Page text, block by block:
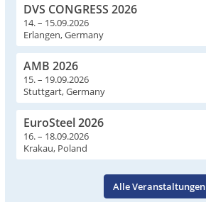
DVS CONGRESS 2026
14. – 15.09.2026
Erlangen, Germany
AMB 2026
15. – 19.09.2026
Stuttgart, Germany
EuroSteel 2026
16. – 18.09.2026
Krakau, Poland
Alle Veranstaltungen